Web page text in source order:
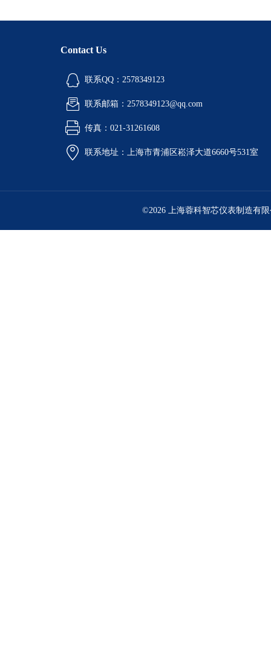
Contact Us
联系QQ：2578349123
联系邮箱：2578349123@qq.com
传真：021-31261608
联系地址：上海市青浦区崧泽大道6660号531室
©2026 上海蓉科智芯仪表制造有